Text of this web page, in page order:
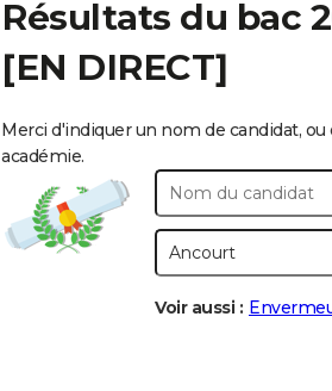
Résultats du bac
[EN DIRECT]
Merci d'indiquer un nom de candidat,
académie.
Voir aussi :